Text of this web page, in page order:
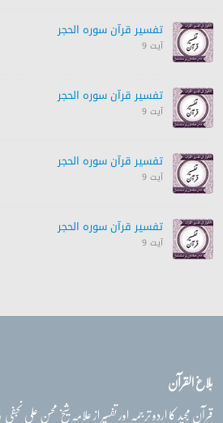
تفسیر قرآن سورہ ‎الحجر
آیت 9
تفسیر قرآن سورہ ‎الحجر
آیت 9
تفسیر قرآن سورہ ‎الحجر
آیت 9
تفسیر قرآن سورہ ‎الحجر
آیت 9
بلاغ القرآن
قرآن مجید کا اردو ترجمہ اور تفسیر از علامہ شیخ محسن علی نجفی